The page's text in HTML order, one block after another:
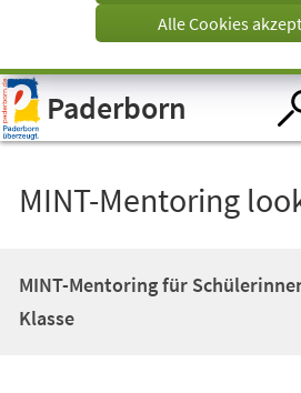
Visuelle
Assistenzsoftware
öffnen.
Alle Cookies
Paderborn
MINT-Mentoring
MINT-Mentoring für
Klasse